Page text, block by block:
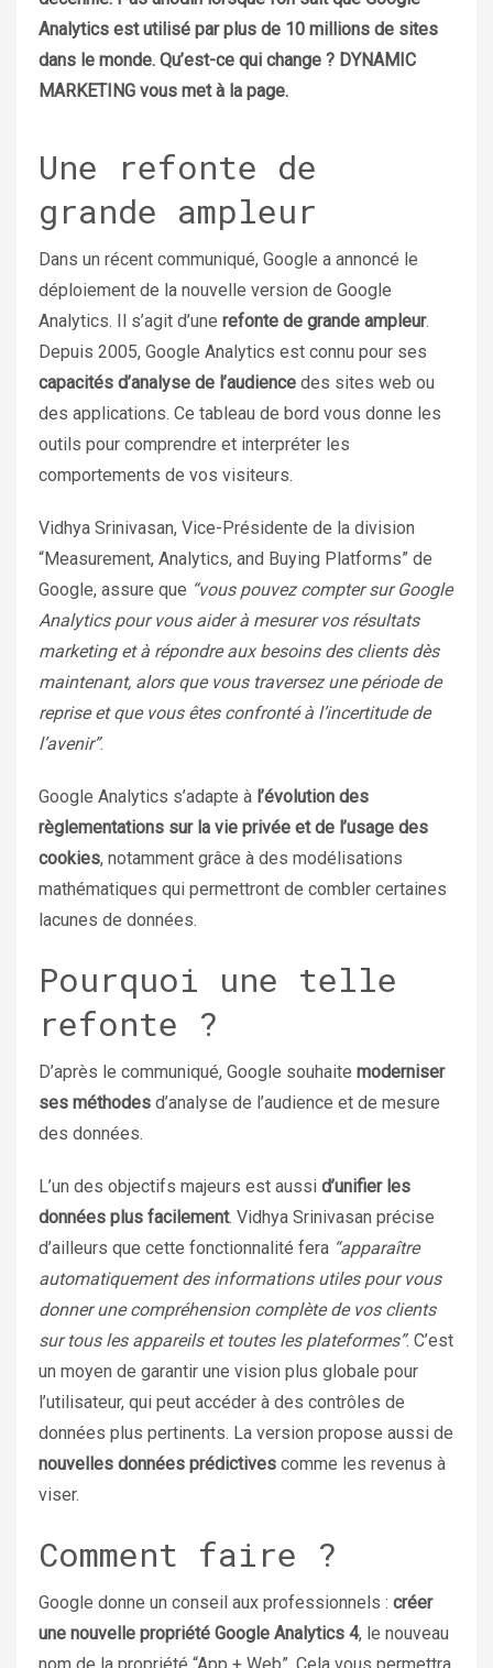
Analytics est utilisé par plus de 10 millions de sites
dans le monde. Qu’est-ce qui change ? DYNAMIC
MARKETING vous met à la page.
Une refonte de
grande ampleur
Dans un récent communiqué, Google a annoncé le
déploiement de la nouvelle version de Google
Analytics. Il s’agit d’une refonte de grande ampleur.
Depuis 2005, Google Analytics est connu pour ses
capacités d’analyse de l’audience des sites web ou
des applications. Ce tableau de bord vous donne les
outils pour comprendre et interpréter les
comportements de vos visiteurs.
Vidhya Srinivasan, Vice-Présidente de la division
“Measurement, Analytics, and Buying Platforms” de
Google, assure que “vous pouvez compter sur Google
Analytics pour vous aider à mesurer vos résultats
marketing et à répondre aux besoins des clients dès
maintenant, alors que vous traversez une période de
reprise et que vous êtes confronté à l’incertitude de
l’avenir”.
Google Analytics s’adapte à l’évolution des
règlementations sur la vie privée et de l’usage des
cookies, notamment grâce à des modélisations
mathématiques qui permettront de combler certaines
lacunes de données.
Pourquoi une telle
refonte ?
D’après le communiqué, Google souhaite moderniser
ses méthodes d’analyse de l’audience et de mesure
des données.
L’un des objectifs majeurs est aussi d’unifier les
données plus facilement. Vidhya Srinivasan précise
d’ailleurs que cette fonctionnalité fera “apparaître
automatiquement des informations utiles pour vous
donner une compréhension complète de vos clients
sur tous les appareils et toutes les plateformes”. C’est
un moyen de garantir une vision plus globale pour
l’utilisateur, qui peut accéder à des contrôles de
données plus pertinents. La version propose aussi de
nouvelles données prédictives comme les revenus à
viser.
Comment faire ?
Google donne un conseil aux professionnels : créer
une nouvelle propriété Google Analytics 4, le nouveau